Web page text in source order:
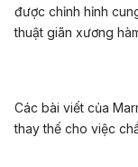
được chỉnh hỉnh
thuật giãn xương
Các bài viết của
thay thế cho việc